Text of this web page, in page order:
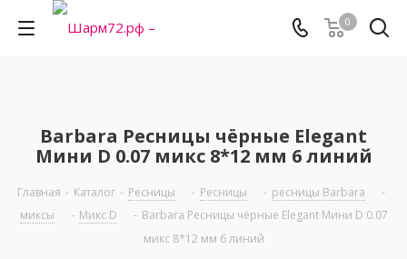
0
Barbara Ресницы чёрные Elegant
Мини D 0.07 микс 8*12 мм 6 линий
Главная - Каталог - Ресницы - Ресницы - ресницы Barbara
-
миксы
- Микс D - Barbara Ресницы чёрные Elegant Мини D 0.07
микс 8*12 мм 6 линий